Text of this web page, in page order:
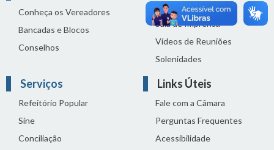
Conheça os Vereadores
Bancadas e Blocos
Conselhos
Notícias
Sala de Imprensa
Vídeos de Reuniões
Solenidades
Serviços
Refeitório Popular
Sine
Conciliação
Links Úteis
Fale com a Câmara
Perguntas Frequentes
Acessibilidade